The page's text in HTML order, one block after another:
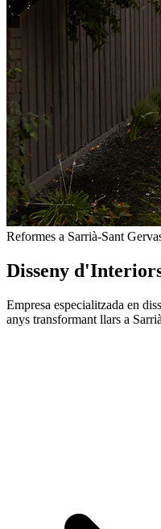
Reformes a Sarrià-Sant
Disseny
Empresa especialitzada en
anys transformant llars a